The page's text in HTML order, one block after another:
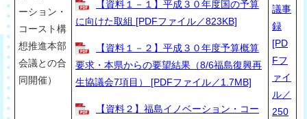
ーション・
コースト構
想推進本部
会議との合
同開催）
【資料１－１】平成３０年度国の予算
に向けた取組 [PDFファイル／823KB]
【資料１－２】平成３０年度予算概算
要求・本県からの要望結果（8/6福島復興再
生協議会7項目） [PDFファイル／1.7MB]
【資料２】福島イノベーション・コー
議事
録
[PD
Fフ
ァイ
ル／
250